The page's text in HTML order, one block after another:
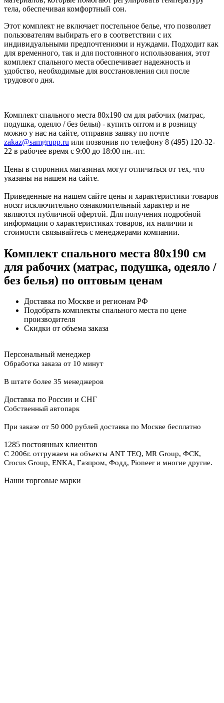
тела, обеспечивая комфортный сон.
Этот комплект не включает постельное белье, что позволяет
пользователям выбирать его в соответствии с их
индивидуальными предпочтениями и нуждами. Подходит как
для временного, так и для постоянного использования, этот
комплект спального места обеспечивает надежность и
удобство, необходимые для восстановления сил после
трудового дня.
Комплект спального места 80х190 см для рабочих (матрас,
подушка, одеяло / без белья) - купить оптом и в розницу
можно у нас на сайте, отправив заявку по почте
zakaz@samgrupp.ru или позвонив по телефону 8 (495) 120-32-
22 в рабочее время с 9:00 до 18:00 пн.-пт.
Цены в сторонних магазинах могут отличаться от тех, что
указаны на нашем на сайте.
Приведенные на нашем сайте цены и характеристики товаров
носят исключительно ознакомительный характер и не
являются публичной офертой. Для получения подробной
информации о характеристиках товаров, их наличии и
стоимости связывайтесь с менеджерами компании.
Комплект спального места 80х190 см
для рабочих (матрас, подушка, одеяло /
без белья) по оптовым ценам
Доставка по Москве и регионам РФ
Подобрать комплекты спального места по цене
производителя
Скидки от объема заказа
Персональный менеджер
Обработка заказа от 10 минут
В штате более 35 менеджеров
Доставка по России и СНГ
Собственный автопарк
При заказе от 50 000 рублей доставка по Москве бесплатно
1285 постоянных клиентов
С 2006г. отгружаем на объекты ANT TEQ, MR Group, ФСК,
Crocus Group, ENKA, Газпром, Фодд, Pioneer и многие другие.
Наши торговые марки